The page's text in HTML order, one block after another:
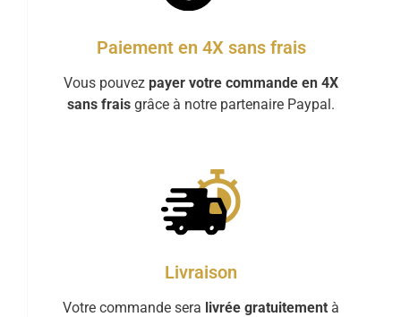
Paiement en 4X sans frais
Vous pouvez payer votre commande en 4X
sans frais grâce à notre partenaire Paypal.
Livraison
Votre commande sera livrée gratuitement à